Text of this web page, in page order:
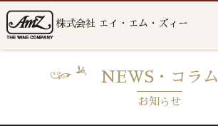
株式会社 エイ・エム・ズィー
NEWS・コラム
お知らせ